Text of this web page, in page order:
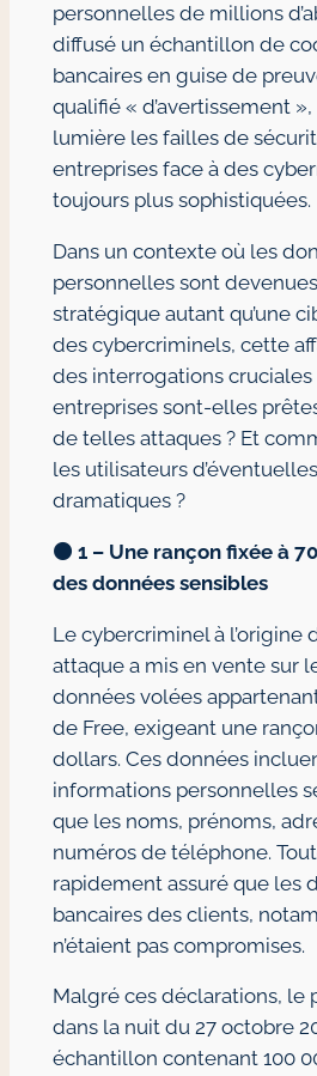
personnelles de millions
diffusé un échantillon de
bancaires en guise de
qualifié « d’avertissement
lumière les failles de
entreprises face à des
toujours plus sophistiquées.
Dans un contexte où les
personnelles sont
stratégique autant qu’une
des cybercriminels, cette
des interrogations cruciales
entreprises sont-elles
de telles attaques ? Et
les utilisateurs
dramatiques ?
🟠 1 – Une rançon fixée à
des données sensibles
Le cybercriminel à l’origine
attaque a mis en vente sur
données volées
de Free, exigeant une
dollars. Ces données
informations personnelles
que les noms, prénoms,
numéros de téléphone.
rapidement assuré que les
bancaires des clients,
n’étaient pas compromises.
Malgré ces déclarations, le
dans la nuit du 27 octobre
échantillon contenant 100